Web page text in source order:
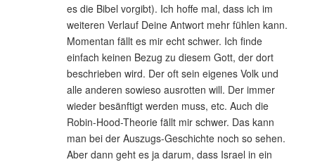
es die Bibel vorgibt). Ich hoffe mal, dass ich im
weiteren Verlauf Deine Antwort mehr fühlen kann.
Momentan fällt es mir echt schwer. Ich finde
einfach keinen Bezug zu diesem Gott, der dort
beschrieben wird. Der oft sein eigenes Volk und
alle anderen sowieso ausrotten will. Der immer
wieder besänftigt werden muss, etc. Auch die
Robin-Hood-Theorie fällt mir schwer. Das kann
man bei der Auszugs-Geschichte noch so sehen.
Aber dann geht es ja darum, dass Israel in ein